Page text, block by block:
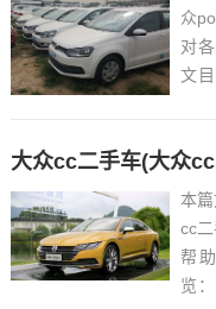
众
对
文
大众cc二手车(大众
本
cc
帮
览